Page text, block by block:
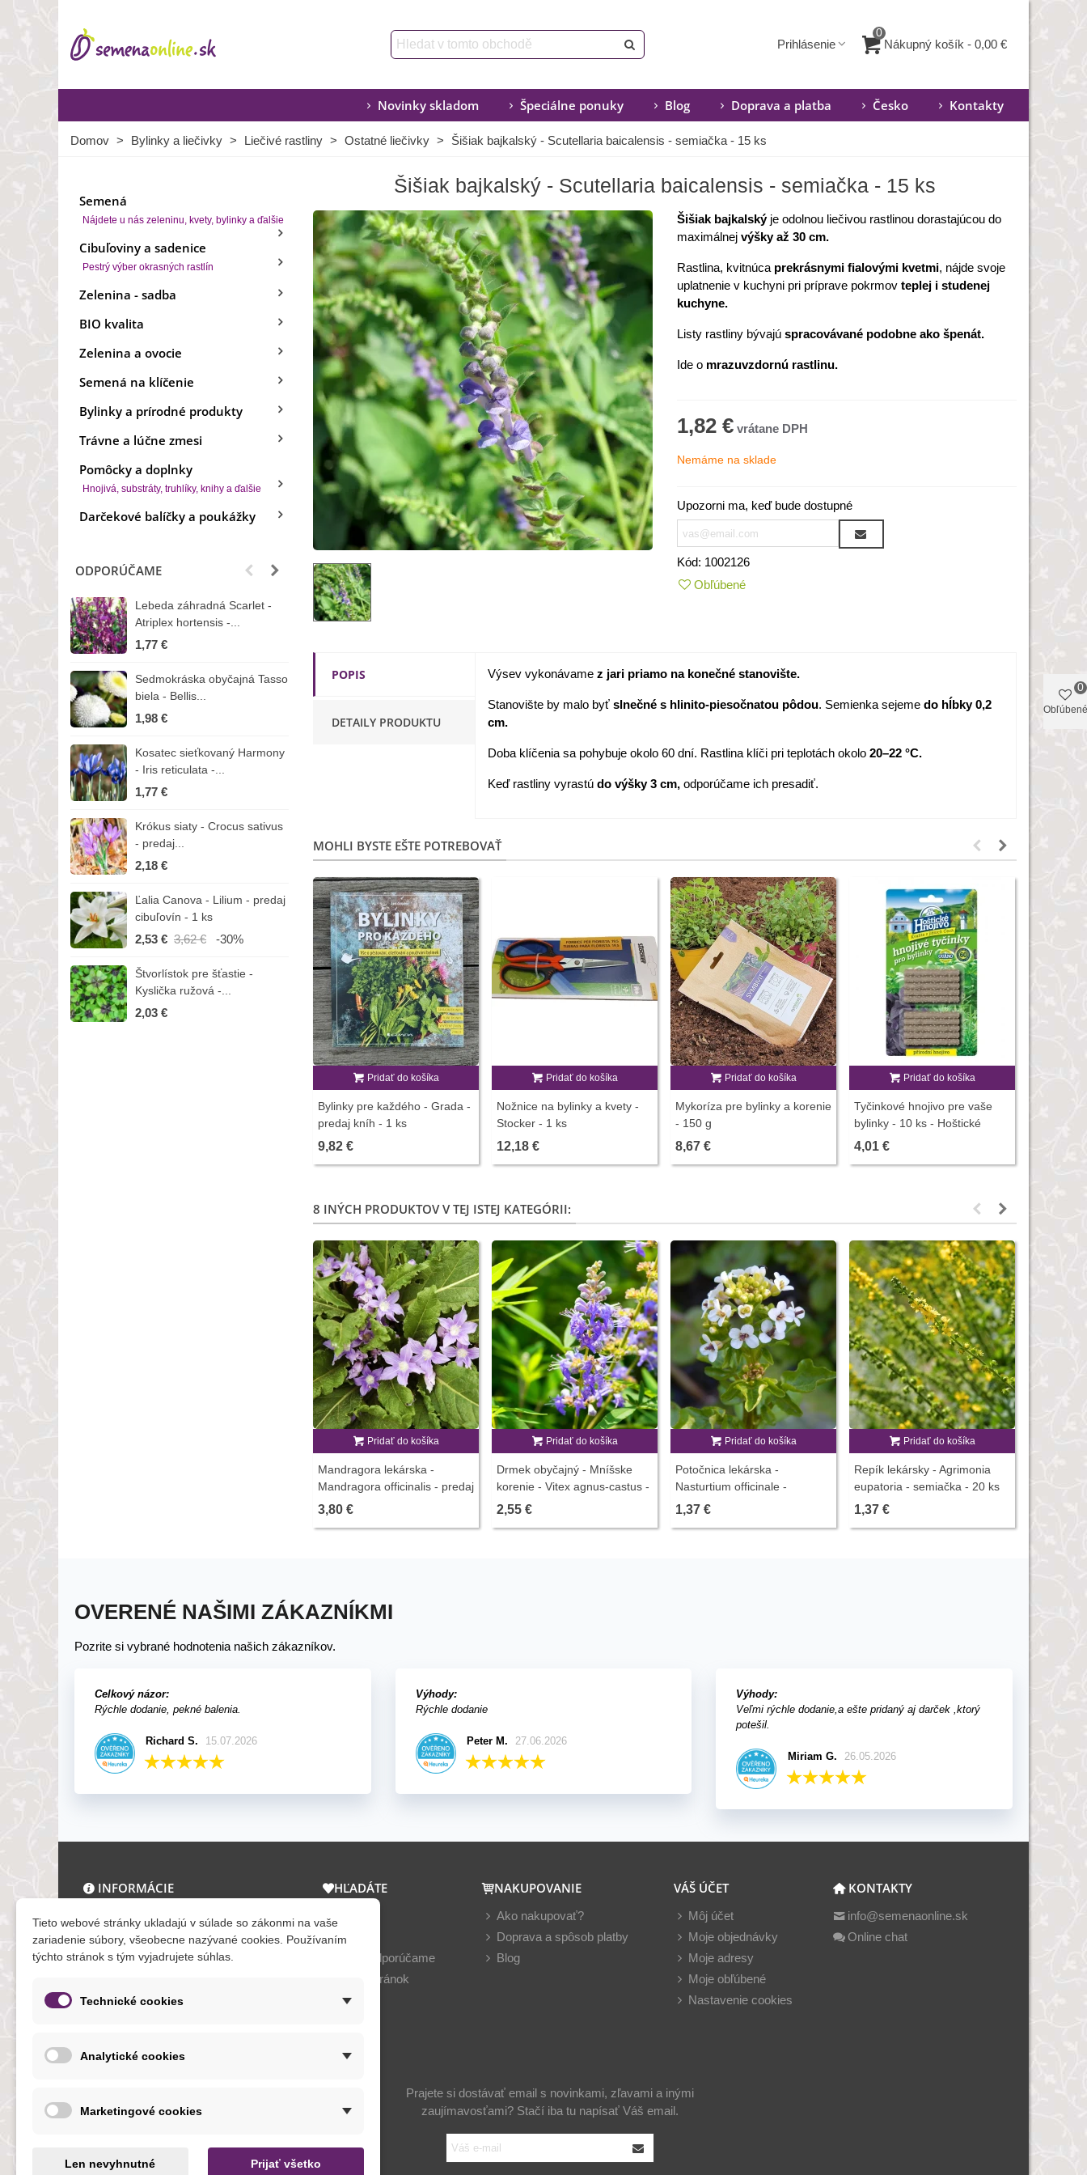
Prihlásenie
0
Nákupný košík - 0,00 €
Novinky skladom Špeciálne ponuky Blog Doprava a platba Česko Kontakty
Domov > Bylinky a liečivky > Liečivé rastliny > Ostatné liečivky > Šišiak bajkalský - Scutellaria baicalensis - semiačka - 15 ks
Semená
Nájdete u nás zeleninu, kvety, bylinky a ďalšie
Cibuľoviny a sadenice
Pestrý výber okrasných rastlín
Zelenina - sadba
BIO kvalita
Zelenina a ovocie
Semená na klíčenie
Bylinky a prírodné produkty
Trávne a lúčne zmesi
Pomôcky a doplnky
Hnojivá, substráty, truhlíky, knihy a ďalšie
Darčekové balíčky a poukážky
ODPORÚČAME
Lebeda záhradná Scarlet -
Atriplex hortensis -...
1,77 €
Sedmokráska obyčajná Tasso
biela - Bellis...
1,98 €
Kosatec sieťkovaný Harmony
- Iris reticulata -...
1,77 €
Krókus siaty - Crocus sativus
- predaj...
2,18 €
Ľalia Canova - Lilium - predaj
cibuľovín - 1 ks
2,53 € 3,62 € -30%
Štvorlístok pre šťastie -
Kyslička ružová -...
2,03 €
BIO Kaleráb Dyna - Brassica
oleracea var....
Zornica plnokvetá Amarantia -
7,05 €
Kapucínka nízka - Alaska Mix
Cichorium intybus - predaj...
3,20 €
Sedmokráska obyčajná
ružové odtiene - Bellis...
1,57 €
Iskerník plnokvetý modrý -
Ranunculus asiaticus...
1,82 €
Šišiak bajkalský - Scutellaria baicalensis - semiačka - 15 ks
Šišiak bajkalskýje odolnou liečivou rastlinou dorastajúcou do
maximálnej výšky až 30 cm.
Rastlina, kvitnúca prekrásnymi fialovými kvetmi, nájde svoje
uplatnenie v kuchyni pri príprave pokrmov teplej i studenej
kuchyne.
Listy rastliny bývajú spracovávané podobne ako špenát.
Ide o mrazuvzdornú rastlinu.
1,82 €
Nemáme na sklade
Upozorni ma, keď bude dostupné
Kód: 1002126
Obľúbené
POPIS
DETAILY PRODUKTU
Výsev vykonávame z jari priamo na konečné stanovište.
Stanovište by malo byť slnečné s hlinito-piesočnatou pôdou. Semienka sejeme do hĺbky 0,2
cm.
Doba klíčenia sa pohybuje okolo 60 dní. Rastlina klíči pri teplotách okolo 20–22 °C.
Keď rastliny vyrastú do výšky 3 cm, odporúčame ich presadiť.
MOHLI BYSTE EŠTE POTREBOVAŤ
Pridať do košíka
Bylinky pre každého - Grada -
predaj kníh - 1 ks
9,82 €
Pridať do košíka
Nožnice na bylinky a kvety -
Stocker - 1 ks
12,18 €
Pridať do košíka
Mykoríza pre bylinky a korenie
- 150 g
8,67 €
Pridať do košíka
Tyčinkové hnojivo pre vaše
bylinky - 10 ks - Hoštické
hnojivo
4,01 €
8 INÝCH PRODUKTOV V TEJ ISTEJ KATEGÓRII:
Pridať do košíka
Mandragora lekárska -
Mandragora officinalis - predaj
semien - 6 ks
3,80 €
Pridať do košíka
Drmek obyčajný - Mníšske
korenie - Vitex agnus-castus -
predaj semien - 9 ks
2,55 €
Pridať do košíka
Potočnica lekárska -
Nasturtium officinale -
semiačka - 250 ks
1,37 €
Pridať do košíka
Repík lekársky - Agrimonia
eupatoria - semiačka - 20 ks
1,37 €
OVERENÉ NAŠIMI ZÁKAZNÍKMI
Pozrite si vybrané hodnotenia našich zákazníkov.
Celkový názor:
Rýchle dodanie, pekné balenia.
Richard S. 15.07.2026
Výhody:
Rýchle dodanie
Peter M. 27.06.2026
Výhody:
Veľmi rýchle dodanie,a ešte pridaný aj darček ,ktorý
potešil.
Miriam G. 26.05.2026
INFORMÁCIE
O nás a kontakt
Obchodné podmienky
Ochrana osobných údajov
Formuláre
HĽADÁTE
Novinky
Teraz odporúčame
Mapa stránok
NAKUPOVANIE
Ako nakupovať?
Doprava a spôsob platby
Blog
VÁŠ ÚČET
Môj účet
Moje objednávky
Moje adresy
Moje obľúbené
Nastavenie cookies
KONTAKTY
info@semenaonline.sk
Online chat
NOVINKY
Prajete si dostávať email s novinkami, zľavami a inými
zaujímavosťami? Stačí iba tu napísať Váš email.
Obľúbené
0
Tieto webové stránky ukladajú v súlade so zákonmi na vaše
zariadenie súbory, všeobecne nazývané cookies. Používaním
týchto stránok s tým vyjadrujete súhlas.
Technické cookies
Analytické cookies
Marketingové cookies
Len nevyhnutné Prijať všetko